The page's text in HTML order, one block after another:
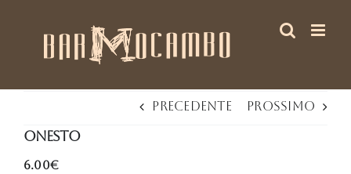
Precedente Prossimo
oNESTO
6.00€